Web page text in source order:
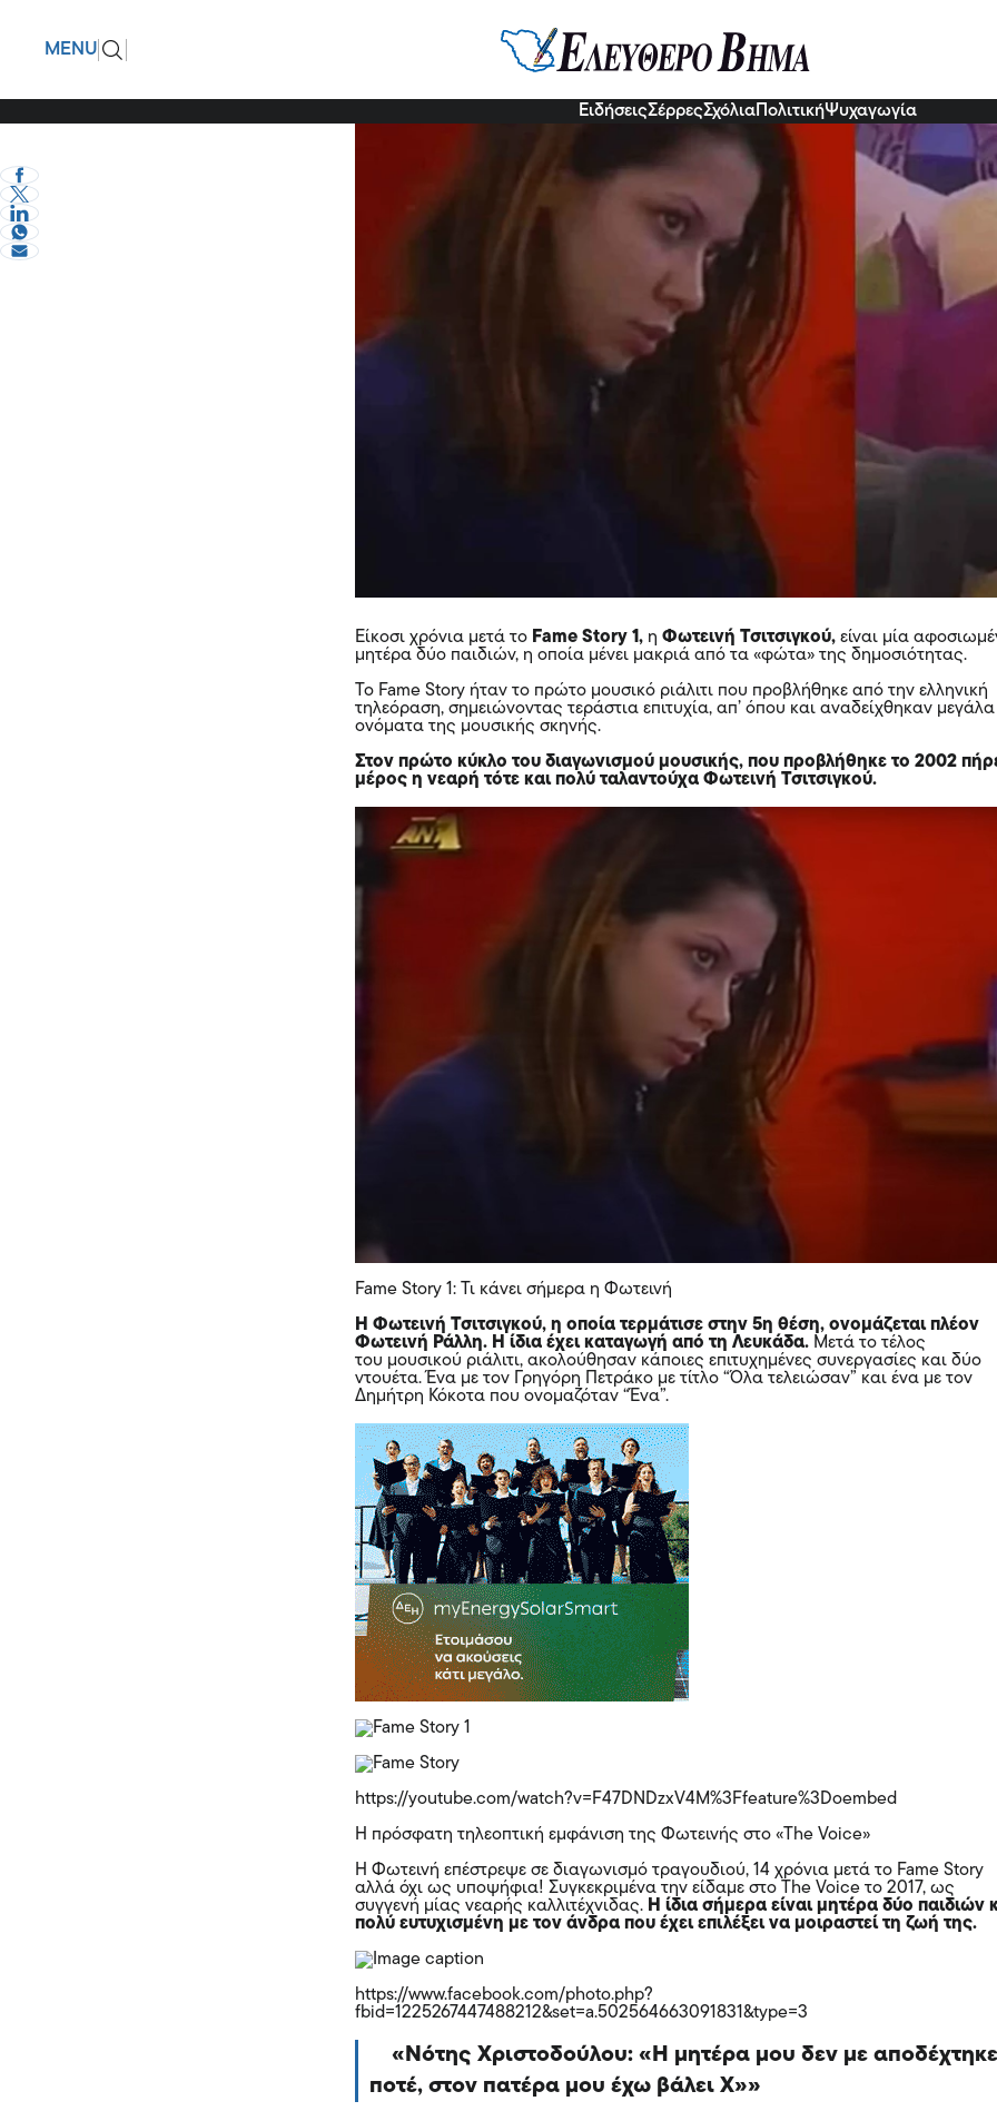
MENU
ΕιδήσειςΣέρρεςΣχόλια ΠολιτικήΨυχαγωγία
Αφοσιωμένη σύζυγος, μητέρα 2 παιδιών,
είναι σήμερα η Φωτεινή του Fame Story
eVima Serres Team17 Οκτ 2022, 16:54
Είκοσι χρόνια μετά το Fame Story 1, ηΦωτεινή Τσιτσιγκού, είναι μία
μητέρα δύο παιδιών, η οποία μένει μακριά από τα «φώτα» της δημοσιότητας.
Το Fame Story ήταν το πρώτο μουσικό ριάλιτι που προβλήθηκε από την ελληνική
τηλεόραση, σημειώνοντας τεράστια επιτυχία, απ’ όπου και αναδείχθηκαν μεγάλα
ονόματα της μουσικής σκηνής.
Στον πρώτο κύκλο του διαγωνισμού μουσικής, που προβλήθηκε το 2002
μέρος η νεαρή τότε και πολύ ταλαντούχα Φωτεινή Τσιτσιγκού.
Fame Story 1: Τι κάνει σήμερα η Φωτεινή
Η Φωτεινή Τσιτσιγκού, η οποία τερμάτισε στην 5η θέση, ονομάζεται πλέον
Φωτεινή Ράλλη. Η ίδια έχει καταγωγή από τη Λευκάδα. Μετά το τέλος
του μουσικού ριάλιτι, ακολούθησαν κάποιες επιτυχημένες συνεργασίες και δύο
ντουέτα. Ένα με τον Γρηγόρη Πετράκο με τίτλο “Όλα τελειώσαν” και ένα με τον
Δημήτρη Κόκοτα που ονομαζόταν “Ένα”.
https://youtube.com/watch?v=F47DNDzxV4M%3Ffeature%3Doembed
Η πρόσφατη τηλεοπτική εμφάνιση της Φωτεινής στο «The Voice»
Η Φωτεινή επέστρεψε σε διαγωνισμό τραγουδιού, 14 χρόνια μετά το Fame Story
αλλά όχι ως υποψήφια! Συγκεκριμένα την είδαμε στο The Voice το 2017, ως
συγγενή μίας νεαρής καλλιτέχνιδας. Η ίδια σήμερα είναι μητέρα δύο παιδιών
πολύ ευτυχισμένη με τον άνδρα που έχει επιλέξει να μοιραστεί τη ζωή της.
https://www.facebook.com/photo.php?
fbid=1225267447488212&set=a.502564663091831&type=3
Νότης Χριστοδούλου: «Η μητέρα μου δεν με
ποτέ, στον πατέρα μου έχω βάλει Χ»